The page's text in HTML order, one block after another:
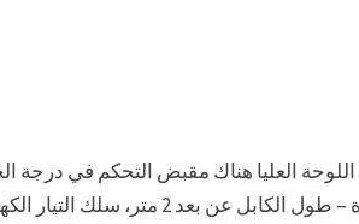
العليا هناك مقبض التحكم في درجة
مع مقياس وإشارة ليد “التدفئة”. مستشعر درجة الحرارة – طول الكابل عن بعد 2